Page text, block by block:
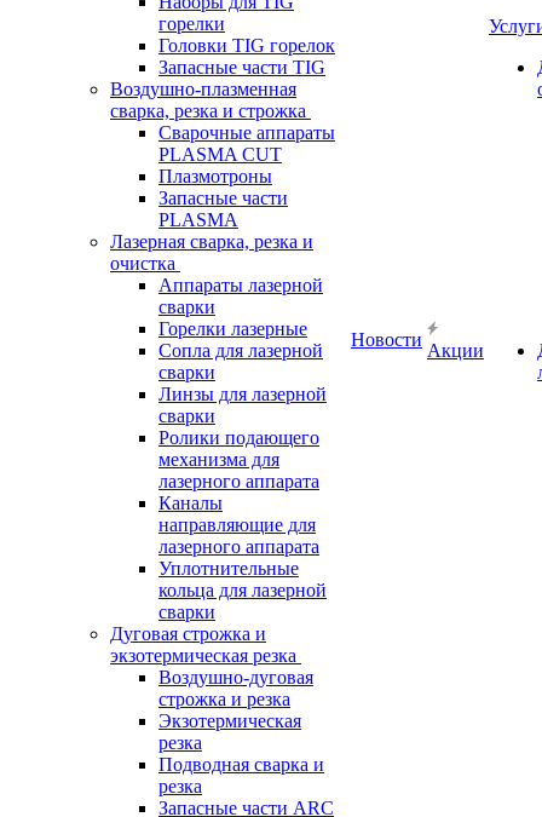
горелки
Головки TIG горелок
Запасные части TIG
Воздушно-плазменная
сварка, резка и строжка
Сварочные аппараты
PLASMA CUT
Плазмотроны
Запасные части
PLASMA
Лазерная сварка, резка и
очистка
Аппараты лазерной
сварки
Горелки лазерные
Сопла для лазерной
сварки
Линзы для лазерной
сварки
Ролики подающего
механизма для
лазерного аппарата
Каналы
направляющие для
лазерного аппарата
Уплотнительные
кольца для лазерной
сварки
Дуговая строжка и
экзотермическая резка
Воздушно-дуговая
строжка и резка
Экзотермическая
резка
Подводная сварка и
резка
Запасные части ARC
Новости
Акции